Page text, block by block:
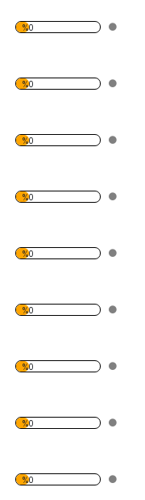
%0
%0
%0
%0
%0
%0
%0
%0
%0